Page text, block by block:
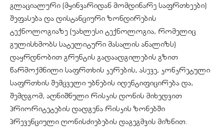
გლაციალური (მყინვარიდან მომდინარე საფრთხეები)
შეფასება და დისტანციური ზონდირების
ტექნოლოგიაზე (უახლესი ტექნოლოგია, რომელიც
გულისხმობს სატელიტური მასალის ანალიზს)
დაყრდნობით გრუნტის გადაადგილების გზით
წარმოქმნილი საფრთხის კერების, ასევე, კონკრეტული
საფრთხის შემცველი უბნების იდენტიფიცირება და,
შემდგომ, აღნიშნული რისკის დონის მიხედვით
პრიორიტეტების დადგენა რისკის ზონებში
პრევენციული ღონისძიებების დაგეგმვის მიზნით.